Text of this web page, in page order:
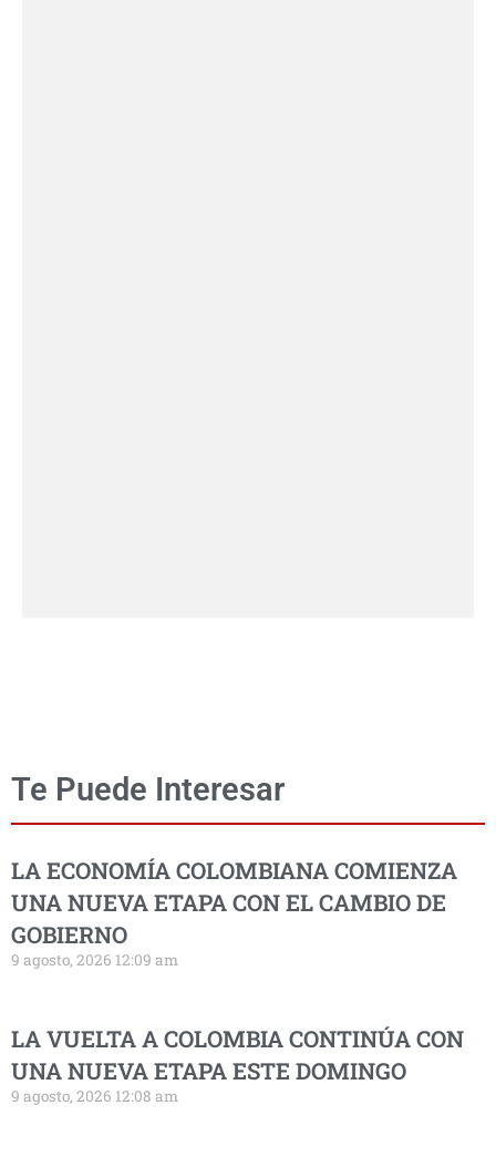
Te Puede Interesar
LA ECONOMÍA COLOMBIANA COMIENZA
UNA NUEVA ETAPA CON EL CAMBIO DE
GOBIERNO
9 agosto, 2026 12:09 am
LA VUELTA A COLOMBIA CONTINÚA CON
UNA NUEVA ETAPA ESTE DOMINGO
9 agosto, 2026 12:08 am